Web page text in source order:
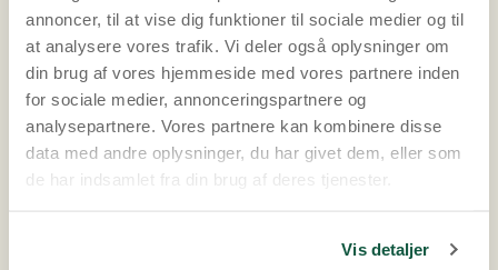
annoncer, til at vise dig funktioner til sociale medier og til
at analysere vores trafik. Vi deler også oplysninger om
din brug af vores hjemmeside med vores partnere inden
for sociale medier, annonceringspartnere og
analysepartnere. Vores partnere kan kombinere disse
data med andre oplysninger, du har givet dem, eller som
de har indsamlet fra din brug af deres tjenester.
Vis detaljer
HOVSA!
Network Error